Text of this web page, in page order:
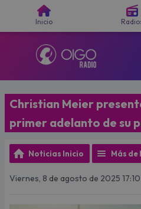
Inicio
Christian Meier
primer adelanto de su
Noticias Inicio Más de
Viernes, 8 de agosto de 2025 17:10